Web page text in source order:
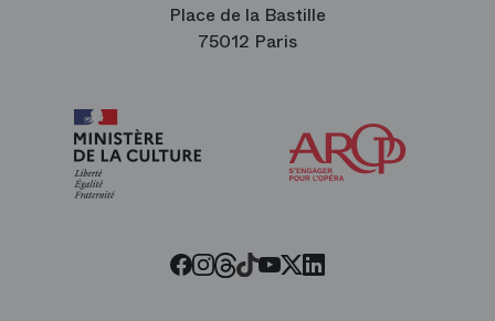
Place de la Bastille
75012 Paris
Facebook
Instagram
Threads
Tiktok
Youtube
Twitter
LinkedIn